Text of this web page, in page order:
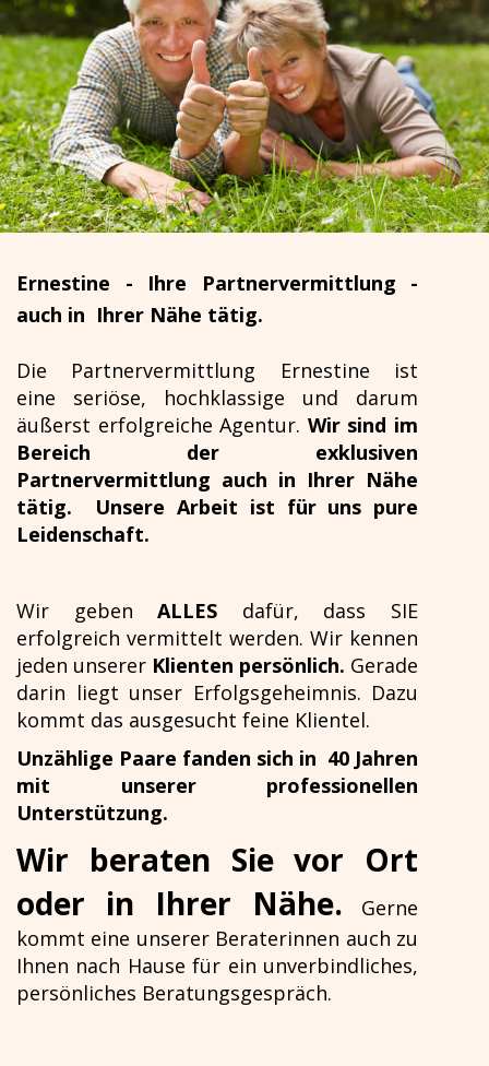
GALERIE SENIOREN
Ernestine
- Ihre Partnervermittlung -
auch in Ihrer Nähe tätig.
Die Partnervermittlung Ernestine ist
eine seriöse, hochklassige und darum
äußerst erfolgreiche Agentur. Wir sind im
Bereich der exklusiven
Partnervermittlung auch in Ihrer Nähe
tätig. Unsere Arbeit ist für uns pure
Leidenschaft.
Wir gebenALLES dafür, dass SIE
erfolgreich vermittelt werden. Wir kennen
jeden unserer Klienten persönlich. Gerade
darin liegt unser Erfolgsgeheimnis. Dazu
kommt das ausgesucht feine Klientel.
Unzählige Paare fanden sich in 40 Jahren
mit unserer professionellen
Unterstützung.
Wir beraten Sie vor Ort
oder in Ihrer Nähe. Gerne
kommt eine unserer Beraterinnen auch zu
Ihnen nach Hause für ein unverbindliches,
persönliches Beratungsgespräch.